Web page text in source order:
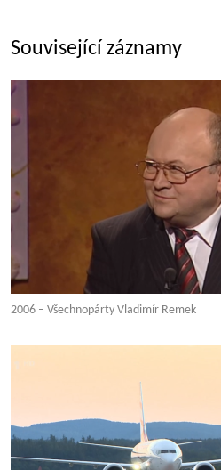
Související záznamy
2006 – Všechnopárty Vladimír Remek